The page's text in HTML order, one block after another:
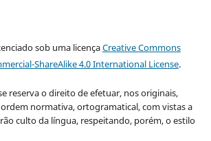
sob uma licençaCreative Commons
ShareAlike 4.0 International License.
reserva o direito de efetuar, nos originais,
normativa, ortogramatical, com vistas a
culto da língua, respeitando, porém, o estilo